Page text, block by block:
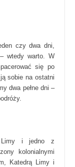
czy dwa dni,
wtedy warto. W
się po
sobie na ostatni
dwa pełne dni –
Limy i jedno z
kolonialnymi
Katedrą Limy i